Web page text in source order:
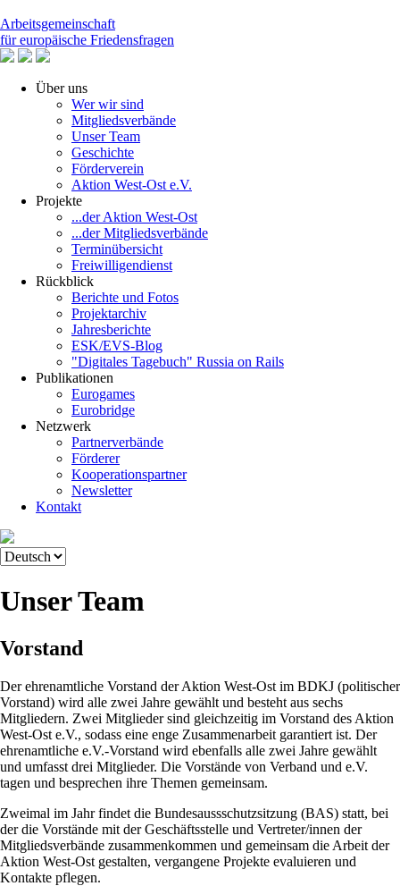
Arbeitsgemeinschaft
für europäische Friedensfragen
Über uns
Wer wir sind
Mitgliedsverbände
Unser Team
Geschichte
Förderverein
Aktion West-Ost e.V.
Projekte
...der Aktion West-Ost
...der Mitgliedsverbände
Terminübersicht
Freiwilligendienst
Rückblick
Berichte und Fotos
Projektarchiv
Jahresberichte
ESK/EVS-Blog
"Digitales Tagebuch" Russia on Rails
Publikationen
Eurogames
Eurobridge
Netzwerk
Partnerverbände
Förderer
Kooperationspartner
Newsletter
Kontakt
Unser Team
Vorstand
Der ehrenamtliche Vorstand der Aktion West-Ost im BDKJ (politischer
Vorstand) wird alle zwei Jahre gewählt und besteht aus sechs
Mitgliedern. Zwei Mitglieder sind gleichzeitig im Vorstand des Aktion
West-Ost e.V., sodass eine enge Zusammenarbeit garantiert ist. Der
ehrenamtliche e.V.-Vorstand wird ebenfalls alle zwei Jahre gewählt
und umfasst drei Mitglieder. Die Vorstände von Verband und e.V.
tagen und besprechen ihre Themen gemeinsam.
Zweimal im Jahr findet die Bundesaussschutzsitzung (BAS) statt, bei
der die Vorstände mit der Geschäftsstelle und Vertreter/innen der
Mitgliedsverbände zusammenkommen und gemeinsam die Arbeit der
Aktion West-Ost gestalten, vergangene Projekte evaluieren und
Kontakte pflegen.